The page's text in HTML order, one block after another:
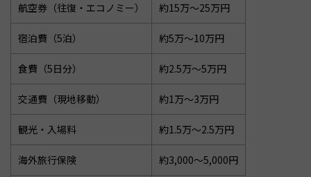
航空券（往復・エコノミー） 約15万〜25万円
宿泊費（5泊） 約5万〜10万円
食費（5日分） 約2.5万〜5万円
交通費（現地移動） 約1万〜3万円
観光・入場料 約1.5万〜2.5万円
海外旅行保険 約3,000〜5,000円